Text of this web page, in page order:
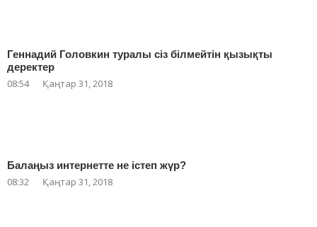
Геннадий Головкин туралы сіз білмейтін қызықты
деректер
08:54 Қаңтар 31, 2018
Балаңыз интернетте не істеп жүр?
08:32 Қаңтар 31, 2018